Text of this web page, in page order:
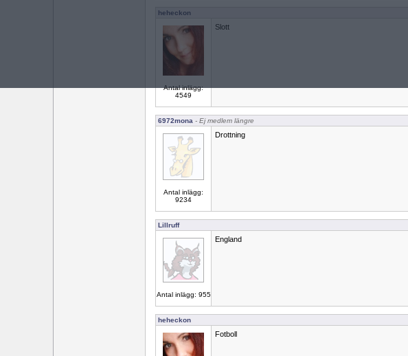
heheckon
Antal inlägg:
4549
Slott
6972mona - Ej medlem längre
Antal inlägg:
9234
Drottning
Lillruff
Antal inlägg: 955
England
heheckon
Fotboll